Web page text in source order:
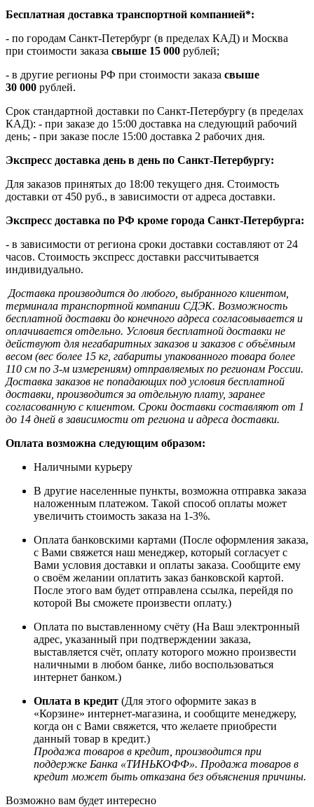
Бесплатная доставка транспортной компанией*:
- по городам Санкт-Петербург (в пределах КАД) и Москва
при стоимости заказа свыше 15 000 рублей;
- в другие регионы РФ при стоимости заказа свыше
30 000 рублей.
Срок стандартной доставки по Санкт-Петербургу (в пределах
КАД): - при заказе до 15:00 доставка на следующий рабочий
день; - при заказе после 15:00 доставка 2 рабочих дня.
Экспресс доставка день в день по Санкт-Петербургу:
Для заказов принятых до 18:00 текущего дня. Стоимость
доставки от 450 руб., в зависимости от адреса доставки.
Экспресс доставка по РФ кроме города Санкт-Петербурга:
- в зависимости от региона сроки доставки составляют от 24
часов. Стоимость экспресс доставки рассчитывается
индивидуально.
Доставка производится до любого, выбранного клиентом,
терминала транспортной компании СДЭК. Возможность
бесплатной доставки до конечного адреса согласовывается и
оплачивается отдельно. Условия бесплатной доставки не
действуют для негабаритных заказов и заказов с объёмным
весом (вес более 15 кг, габариты упакованного товара более
110 см по 3-м измерениям) отправляемых по регионам России.
Доставка заказов не попадающих под условия бесплатной
доставки, производится за отдельную плату, заранее
согласованную с клиентом. Сроки доставки составляют от 1
до 14 дней в зависимости от региона и адреса доставки.
Оплата возможна следующим образом:
Наличными курьеру
В другие населенные пункты, возможна отправка заказа
наложенным платежом. Такой способ оплаты может
увеличить стоимость заказа на 1-3%.
Оплата банковскими картами (После оформления заказа,
с Вами свяжется наш менеджер, который согласует с
Вами условия доставки и оплаты заказа. Сообщите ему
о своём желании оплатить заказ банковской картой.
После этого вам будет отправлена ссылка, перейдя по
которой Вы сможете произвести оплату.)
Оплата по выставленному счёту (На Ваш электронный
адрес, указанный при подтверждении заказа,
выставляется счёт, оплату которого можно произвести
наличными в любом банке, либо воспользоваться
интернет банком.)
Оплата в кредит (Для этого оформите заказ в
«Корзине» интернет-магазина, и сообщите менеджеру,
когда он с Вами свяжется, что желаете приобрести
данный товар в кредит.)
Продажа товаров в кредит, производится при
поддержке Банка «ТИНЬКОФФ». Продажа товаров в
кредит может быть отказана без объяснения причины.
Возможно вам будет интересно